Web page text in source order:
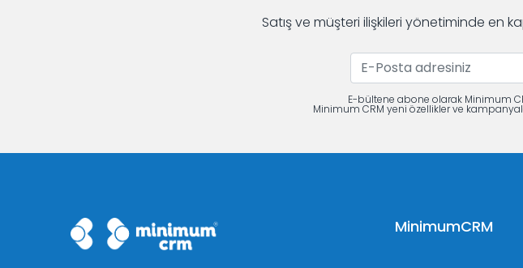
Satış ve müşteri ilişkileri yönetiminde en
E-bültene abone olarak Minimum
Minimum CRM yeni özellikler ve
MinimumCRM